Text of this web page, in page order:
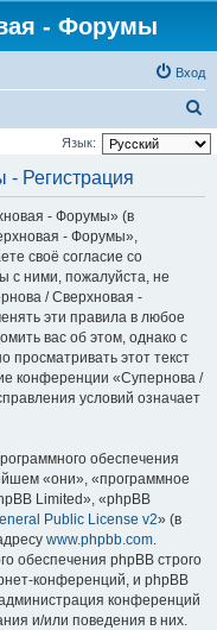
- Форумы
Вход
о
Язык:
Регистрация
- Форумы» (в
- Форумы»,
своё согласие со
с ними, пожалуйста, не
/ Сверхновая -
эти правила в любое
вас об этом, однако с
этот текст
конференции «Супернова /
условий означает
обеспечения
«они», «программное
Limited», «phpBB
Public License v2» (в
www.phpbb.com.
обеспечения phpBB строго
конференций, и phpBB
конференций
и/или поведения в них.